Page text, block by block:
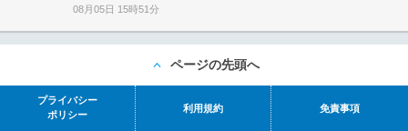
08月05日 15時51分
ページの先頭へ
プライバシー
ポリシー
利用規約 免責事項